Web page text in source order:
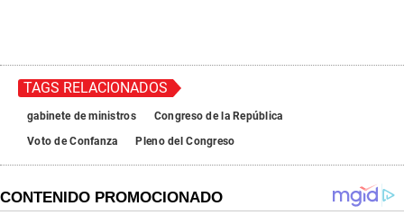
TAGS RELACIONADOS
gabinete de ministros
Congreso de la República
Voto de Confanza
Pleno del Congreso